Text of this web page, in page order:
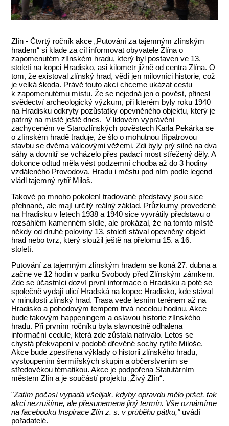
Zlín - Čtvrtý ročník akce „Putování za tajemným zlínským
hradem“ si klade za cíl informovat obyvatele Zlína o
zapomenutém zlínském hradu, který byl postaven ve 13.
století na kopci Hradisko, asi kilometr jižně od centra Zlína. O
tom, že existoval zlínský hrad, vědí jen milovníci historie, což
je velká škoda. Právě touto akcí chceme ukázat cestu
k zapomenutému místu. Že se nejedná jen o pověst, přinesl
svědectví archeologický výzkum, při kterém byly roku 1940
na Hradisku odkryty pozůstatky opevněného objektu, který je
patrný na místě ještě dnes. V lidovém vyprávění
zachyceném ve Starozlínských pověstech Karla Pekárka se
o zlínském hradě traduje, že šlo o mohutnou třípatrovou
stavbu se dvěma válcovými věžemi. Zdi byly prý silné na dva
sáhy a dovnitř se vcházelo přes padací most střežený děly. A
dokonce odtud měla vést podzemní chodba až do 3 hodiny
vzdáleného Provodova. Hradu i městu pod ním podle legend
vládl tajemný rytíř Miloš.
Takové po mnoho pokolení tradované představy jsou sice
přehnané, ale mají určitý reálný základ. Průzkumy provedené
na Hradisku v letech 1938 a 1940 sice vyvrátily představu o
rozsáhlém kamenném sídle, ale prokázal, že na tomto místě
někdy od druhé poloviny 13. století stával opevněný objekt –
hrad nebo tvrz, který sloužil ještě na přelomu 15. a 16.
století.
Putování za tajemným zlínským hradem se koná 27. dubna a
začne ve 12 hodin v parku Svobody před Zlínským zámkem.
Zde se účastníci dozví první informace o Hradisku a poté se
společně vydají ulicí Hradská na kopec Hradisko, kde stával
v minulosti zlínský hrad. Trasa vede lesním terénem až na
Hradisko a pohodovým tempem trvá necelou hodinu. Akce
bude takovým happeningem a oslavou historie zlínského
hradu. Při prvním ročníku byla slavnostně odhalena
informační cedule, která zde zůstala natrvalo. Letos se
chystá překvapení v podobě dřevěné sochy rytíře Miloše.
Akce bude zpestřena výklady o historii zlínského hradu,
vystoupením šermířských skupin a občerstvením se
středověkou tématikou. Akce je podpořena Statutárním
městem Zlín a je součástí projektu „Živý Zlín“.
"Zatím počasí vypadá všelijak, kdyby opravdu mělo pršet, tak
akci nezrušíme, ale přesunemena jiný termín. Vše oznámíme
na facebooku Inspirace Zlín z. s. v průběhu pátku,"uvádí
pořadatelé.